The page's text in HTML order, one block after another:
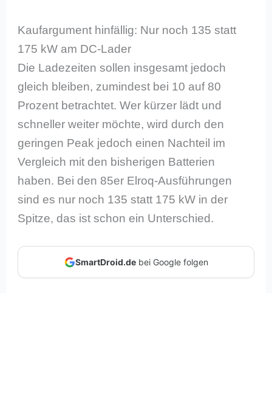
Kaufargument hinfällig: Nur noch 135 statt
175 kW am DC-Lader
Die Ladezeiten sollen insgesamt jedoch
gleich bleiben, zumindest bei 10 auf 80
Prozent betrachtet. Wer kürzer lädt und
schneller weiter möchte, wird durch den
geringen Peak jedoch einen Nachteil im
Vergleich mit den bisherigen Batterien
haben. Bei den 85er Elroq-Ausführungen
sind es nur noch 135 statt 175 kW in der
Spitze, das ist schon ein Unterschied.
SmartDroid.debei Google folgen